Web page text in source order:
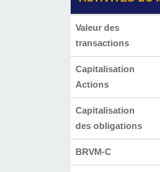
Valeur des
transactions
Capitalisation
Actions
Capitalisation
des obligations
BRVM-C